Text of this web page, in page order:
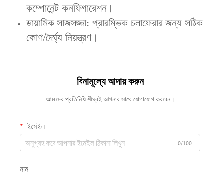
কম্পোনেন্ট কনফিগারেশন।
‌ডায়ামিক সাজসজ্জা‌: প্রারম্ভিক চলাফেরার জন্য সঠিক
কোণ/দৈর্ঘ্য নিয়ন্ত্রণ।
বিনামূল্যে আদায় করুন
আমাদের প্রতিনিধি শীঘ্রই আপনার সাথে যোগাযোগ করবেন।
ইমেইল
0/100
নাম